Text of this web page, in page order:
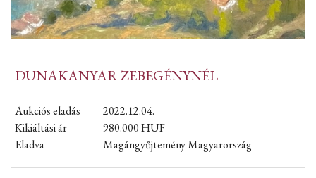
DUNAKANYAR ZEBEGÉNYNÉL
Aukciós eladás
2022.12.04.
Kikiáltási ár
980.000HUF
Eladva
Magángyűjtemény Magyarország